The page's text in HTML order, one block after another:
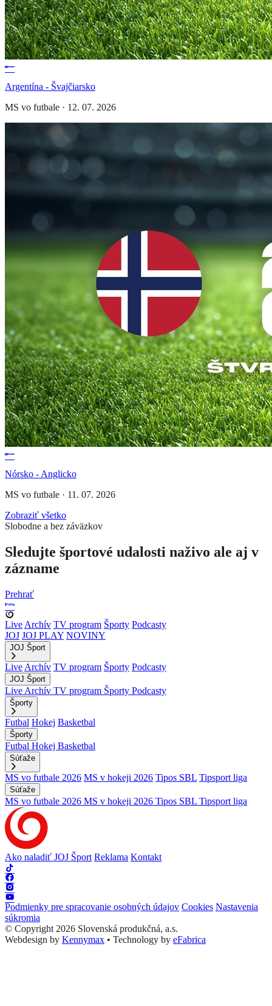
Argentína - Švajčiarsko
MS vo futbale · 12. 07. 2026
Nórsko - Anglicko
MS vo futbale · 11. 07. 2026
Zobraziť všetko
Slobodne a bez záväzkov
Sledujte športové udalosti naživo ale aj v
zázname
Prehrať
Live Archív TV program Športy Podcasty
JOJ JOJ PLAY NOVINY
JOJ Šport
Live Archív TV program Športy Podcasty
JOJ Šport
Live Archív TV program Športy Podcasty
Športy
Futbal Hokej Basketbal
Športy
Futbal Hokej Basketbal
Súťaže
MS vo futbale 2026 MS v hokeji 2026 Tipos SBL Tipsport liga
Súťaže
MS vo futbale 2026 MS v hokeji 2026 Tipos SBL Tipsport liga
Ako naladiť JOJ Šport Reklama Kontakt
Podmienky pre spracovanie osobných údajov Cookies Nastavenia
súkromia
© Copyright 2026 Slovenská produkčná, a.s.
Webdesign by Kennymax • Technology by eFabrica